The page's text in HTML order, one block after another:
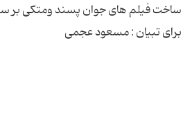
ساخت فیلم های جوان پسند ومتکی بر
برای تبیان : مسعود عجمی